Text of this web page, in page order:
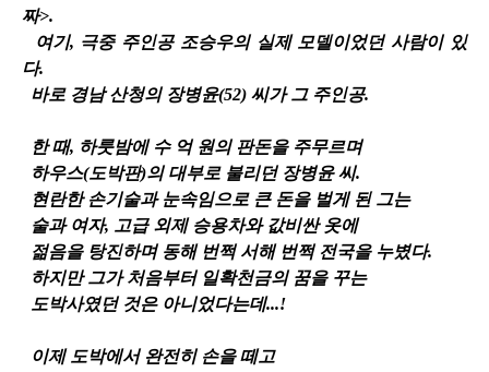
짜>.
여기, 극중 주인공 조승우의 실제 모델이었던 사람이 있
다.
바로 경남 산청의 장병윤(52) 씨가 그 주인공.
한 때, 하룻밤에 수 억 원의 판돈을 주무르며
하우스(도박판)의 대부로 불리던 장병윤 씨.
현란한 손기술과 눈속임으로 큰 돈을 벌게 된 그는
술과 여자, 고급 외제 승용차와 값비싼 옷에
젊음을 탕진하며 동해 번쩍 서해 번쩍 전국을 누볐다.
하지만 그가 처음부터 일확천금의 꿈을 꾸는
도박사였던 것은 아니었다는데...!
이제 도박에서 완전히 손을 떼고